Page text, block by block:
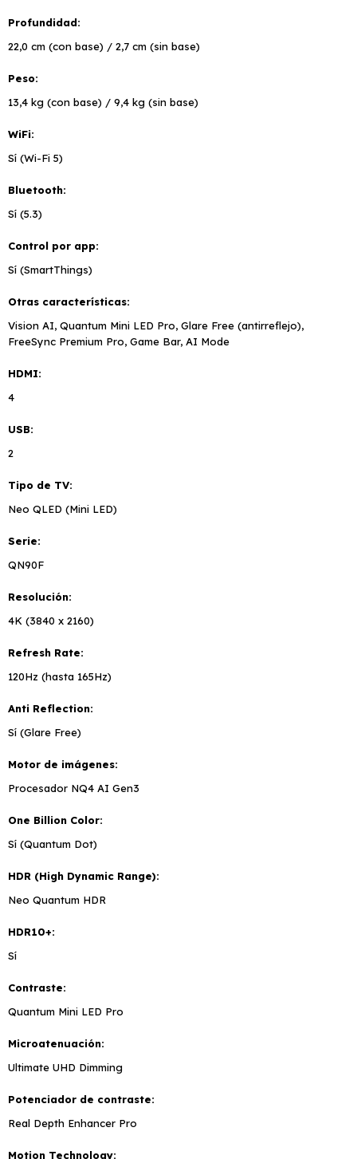
Profundidad
22,0 cm (con base) / 2,7 cm (sin base)
Peso
13,4 kg (con base) / 9,4 kg (sin base)
WiFi
Sí (Wi-Fi 5)
Bluetooth
Sí (5.3)
Control por app
Sí (SmartThings)
Otras características
Vision AI, Quantum Mini LED Pro, Glare Free (antirreflejo),
FreeSync Premium Pro, Game Bar, AI Mode
HDMI
4
USB
2
Tipo de TV
Neo QLED (Mini LED)
Serie
QN90F
Resolución
4K (3840 x 2160)
Refresh Rate
120Hz (hasta 165Hz)
Anti Reflection
Sí (Glare Free)
Motor de imágenes
Procesador NQ4 AI Gen3
One Billion Color
Sí (Quantum Dot)
HDR (High Dynamic Range)
Neo Quantum HDR
HDR10+
Sí
Contraste
Quantum Mini LED Pro
Microatenuación
Ultimate UHD Dimming
Potenciador de contraste
Real Depth Enhancer Pro
Motion Technology